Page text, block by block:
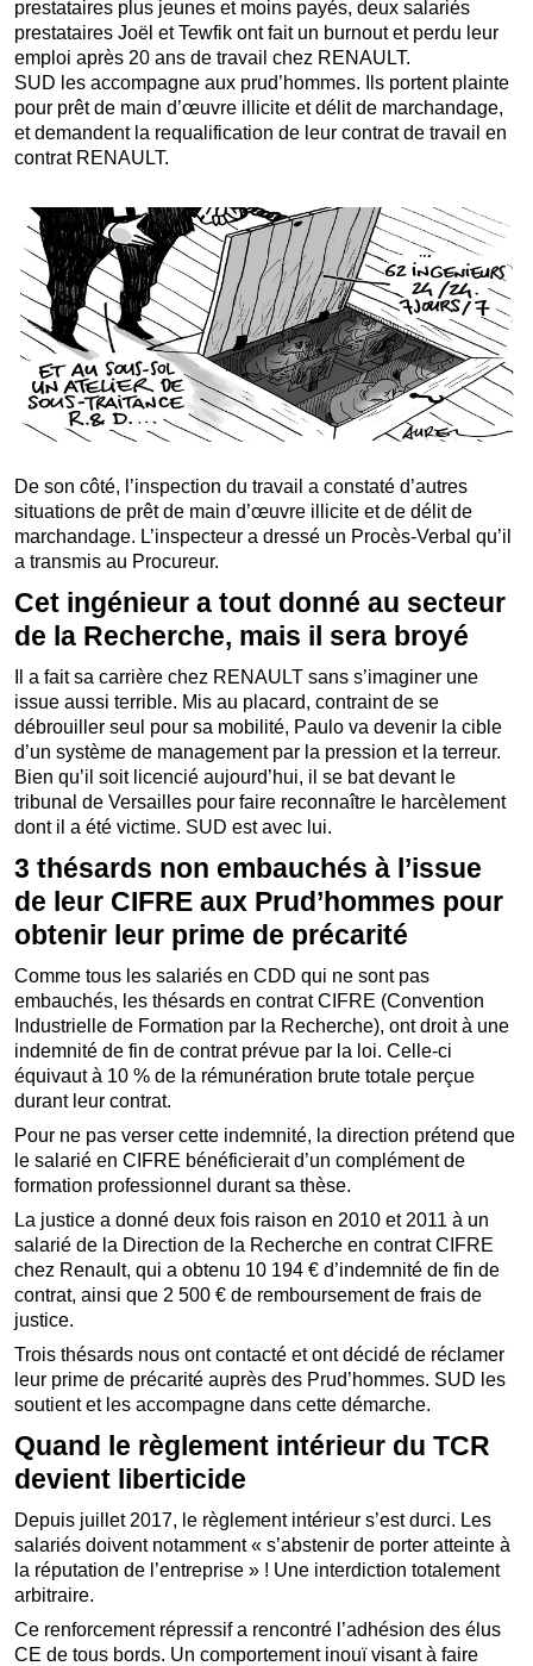
prestataires plus jeunes et moins payés, deux salariés
prestataires Joël et Tewfik ont fait un burnout et perdu leur
emploi après 20 ans de travail chez RENAULT.
SUD les accompagne aux prud’hommes. Ils portent plainte
pour prêt de main d’œuvre illicite et délit de marchandage,
et demandent la requalification de leur contrat de travail en
contrat RENAULT.
De son côté, l’inspection du travail a constaté d’autres
situations de prêt de main d’œuvre illicite et de délit de
marchandage. L’inspecteur a dressé un Procès-Verbal qu’il
a transmis au Procureur.
Cet ingénieur a tout donné au secteur
de la Recherche, mais il sera broyé
Il a fait sa carrière chez RENAULT sans s’imaginer une
issue aussi terrible. Mis au placard, contraint de se
débrouiller seul pour sa mobilité, Paulo va devenir la cible
d’un système de management par la pression et la terreur.
Bien qu’il soit licencié aujourd’hui, il se bat devant le
tribunal de Versailles pour faire reconnaître le harcèlement
dont il a été victime. SUD est avec lui.
3 thésards non embauchés à l’issue
de leur CIFRE aux Prud’hommes pour
obtenir leur prime de précarité
Comme tous les salariés en CDD qui ne sont pas
embauchés, les thésards en contrat CIFRE (Convention
Industrielle de Formation par la Recherche), ont droit à une
indemnité de fin de contrat prévue par la loi. Celle-ci
équivaut à 10 % de la rémunération brute totale perçue
durant leur contrat.
Pour ne pas verser cette indemnité, la direction prétend que
le salarié en CIFRE bénéficierait d’un complément de
formation professionnel durant sa thèse.
La justice a donné deux fois raison en 2010 et 2011 à un
salarié de la Direction de la Recherche en contrat CIFRE
chez Renault, qui a obtenu 10 194 € d’indemnité de fin de
contrat, ainsi que 2 500 € de remboursement de frais de
justice.
Trois thésards nous ont contacté et ont décidé de réclamer
leur prime de précarité auprès des Prud’hommes. SUD les
soutient et les accompagne dans cette démarche.
Quand le règlement intérieur du TCR
devient liberticide
Depuis juillet 2017, le règlement intérieur s’est durci. Les
salariés doivent notamment « s’abstenir de porter atteinte à
la réputation de l’entreprise » ! Une interdiction totalement
arbitraire.
Ce renforcement répressif a rencontré l’adhésion des élus
CE de tous bords. Un comportement inouï visant à faire